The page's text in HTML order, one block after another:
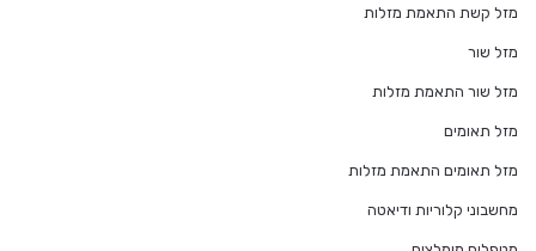
מזל קשת התאמת מזלות
מזל שור
מזל שור התאמת מזלות
מזל תאומים
מזל תאומים התאמת מזלות
מחשבוני קלוריות ודיאטה